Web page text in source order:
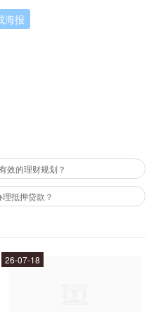
，提交办理申请，填
，进行安装和调试。
几个方面：
海报
效的理财规划？
抵押贷款？
26-07-18